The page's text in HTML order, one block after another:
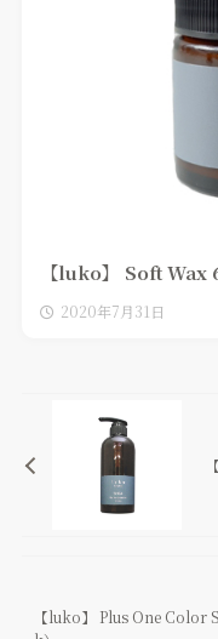
【luko】 Soft Wax
2020年7月31日
【luko】 Plus One Color